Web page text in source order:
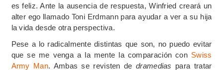
es feliz. Ante la ausencia de respuesta, Winfried creará un
alter ego llamado Toni Erdmann para ayudar a ver a su hija
la vida desde otra perspectiva.
Pese a lo radicalmente distintas que son, no puedo evitar
que se me venga a la mente la comparación con Swiss
Army Man. Ambas se revisten dedramedias para tratar